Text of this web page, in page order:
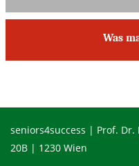
Was
seniors4success | Prof.
20B | 1230 Wien